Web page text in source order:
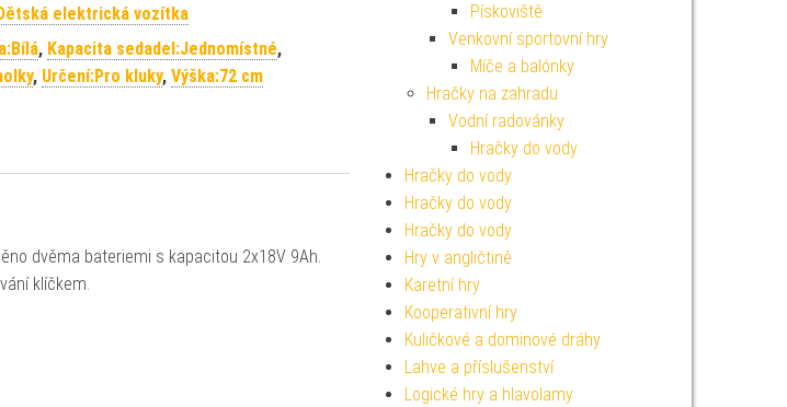
elektrická vozítka
, Kapacita sedadel:Jednomístné,
, Určení:Pro kluky, Výška:72 cm
dvěma bateriemi s kapacitou 2x18V 9Ah.
klíčkem.
Pískoviště
Venkovní sportovní hry
Míče a balónky
Hračky na zahradu
Vodní radovánky
Hračky do vody
Hračky do vody
Hračky do vody
Hračky do vody
Hry v angličtině
Karetní hry
Kooperativní hry
Kuličkové a dominové dráhy
Lahve a příslušenství
Logické hry a hlavolamy